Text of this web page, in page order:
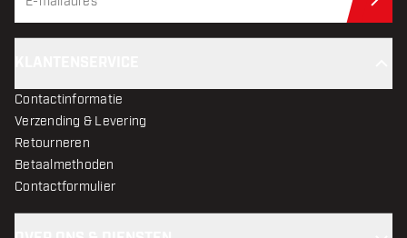
Contactinformatie
Verzending & Levering
Retourneren
Betaalmethoden
Contactformulier